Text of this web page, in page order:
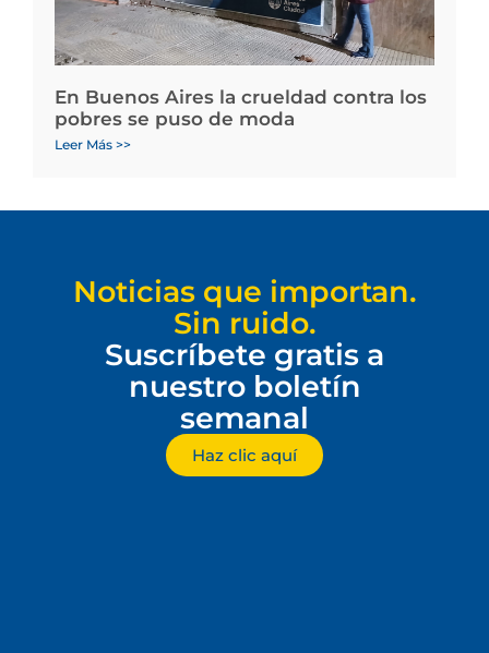
En Buenos Aires la crueldad contra los
pobres se puso de moda
Leer Más >>
Noticias que importan.
Sin ruido.
Suscríbete gratis a
nuestro boletín
semanal
Haz clic aquí